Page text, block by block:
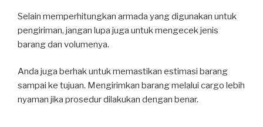
Selain memperhitungkan armada yang digunakan untuk
pengiriman, jangan lupa juga untuk mengecek jenis
barang dan volumenya.
Anda juga berhak untuk memastikan estimasi barang
sampai ke tujuan. Mengirimkan barang melalui cargo lebih
nyaman jika prosedur dilakukan dengan benar.